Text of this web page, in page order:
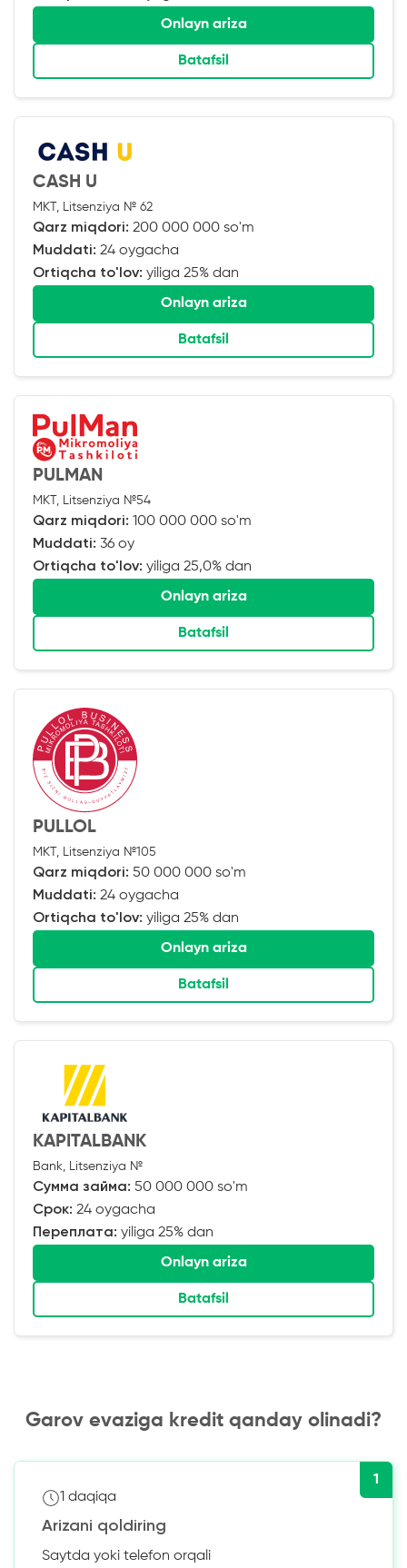
Onlayn ariza
Batafsil
CASH U
MKT, Litsenziya № 62
Qarz miqdori: 200 000 000 so'm
Muddati: 24 oygacha
Ortiqcha to'lov: yiliga 25% dan
Onlayn ariza
Batafsil
PULMAN
MKT, Litsenziya №54
Qarz miqdori: 100 000 000 so'm
Muddati: 36 oy
Ortiqcha to'lov: yiliga 25,0% dan
Onlayn ariza
Batafsil
PULLOL
MKT, Litsenziya №105
Qarz miqdori: 50 000 000 so'm
Muddati: 24 oygacha
Ortiqcha to'lov: yiliga 25% dan
Onlayn ariza
Batafsil
KAPITALBANK
Bank, Litsenziya №
Сумма займа: 50 000 000 so'm
Срок: 24 oygacha
Переплата: yiliga 25% dan
Onlayn ariza
Batafsil
Garov evaziga kredit qanday olinadi?
1
1 daqiqa
Arizani qoldiring
Saytda yoki telefon orqali